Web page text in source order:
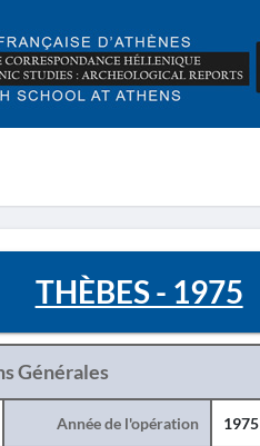
THÈBES - 1975
Générales
Année de l'opération 1975